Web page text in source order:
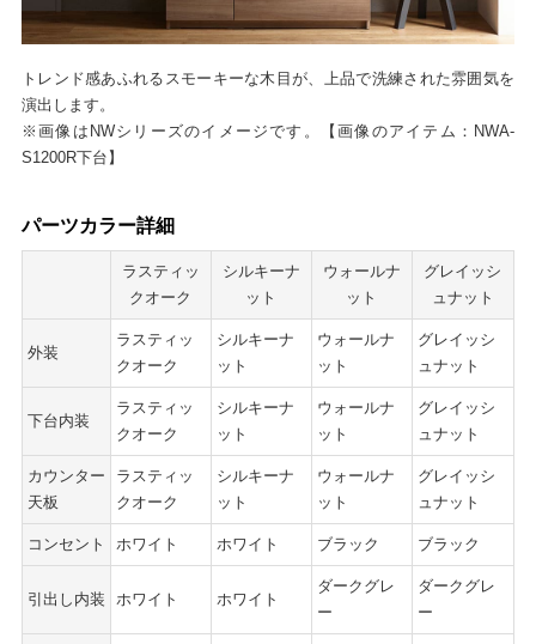
トレンド感あふれるスモーキーな木目が、上品で洗練された雰囲気を
演出します。
※画像はNWシリーズのイメージです。【画像のアイテム：NWA-
S1200R下台】
パーツカラー詳細
ラスティッ
クオーク
シルキーナ
ット
ウォールナ
ット
グレイッシ
ュナット
外装
ラスティッ
クオーク
シルキーナ
ット
ウォールナ
ット
グレイッシ
ュナット
下台内装
ラスティッ
クオーク
シルキーナ
ット
ウォールナ
ット
グレイッシ
ュナット
カウンター
天板
ラスティッ
クオーク
シルキーナ
ット
ウォールナ
ット
グレイッシ
ュナット
コンセント ホワイト ホワイト ブラック ブラック
引出し内装 ホワイト ホワイト
ダークグレ
ー
ダークグレ
ー